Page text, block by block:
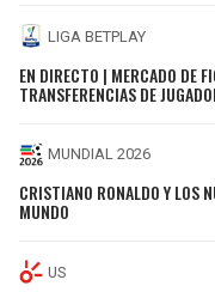
LIGA BETPLAY
EN DIRECTO | MERCADO DE
TRANSFERENCIAS DE
MUNDIAL 2026
CRISTIANO RONALDO Y LOS
MUNDO
US